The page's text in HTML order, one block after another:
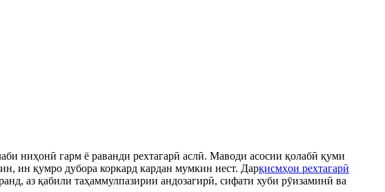
ниҳонӣ гарм ё раванди рехтагарӣ аслӣ. Маводи асосии қолабӣ қуми
ин қумро дубора коркард кардан мумкин нест. Дарқисмҳои рехтагарӣ
аз қабили таҳаммулпазирии андозагирӣ, сифати хуби рӯизаминӣ ва